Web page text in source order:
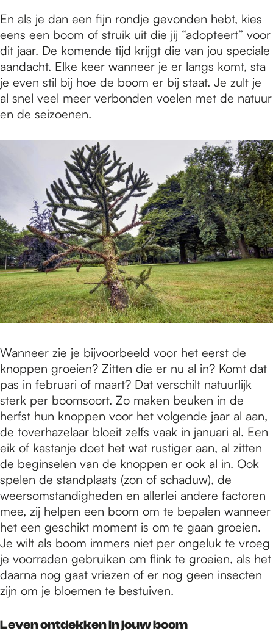
En als je dan een fijn rondje gevonden hebt, kies
eens een boom of struik uit die jij “adopteert” voor
dit jaar. De komende tijd krijgt die van jou speciale
aandacht. Elke keer wanneer je er langs komt, sta
je even stil bij hoe de boom er bij staat. Je zult je
al snel veel meer verbonden voelen met de natuur
en de seizoenen.
Wanneer zie je bijvoorbeeld voor het eerst de
knoppen groeien? Zitten die er nu al in? Komt dat
pas in februari of maart? Dat verschilt natuurlijk
sterk per boomsoort. Zo maken beuken in de
herfst hun knoppen voor het volgende jaar al aan,
de toverhazelaar bloeit zelfs vaak in januari al. Een
eik of kastanje doet het wat rustiger aan, al zitten
de beginselen van de knoppen er ook al in. Ook
spelen de standplaats (zon of schaduw), de
weersomstandigheden en allerlei andere factoren
mee, zij helpen een boom om te bepalen wanneer
het een geschikt moment is om te gaan groeien.
Je wilt als boom immers niet per ongeluk te vroeg
je voorraden gebruiken om flink te groeien, als het
daarna nog gaat vriezen of er nog geen insecten
zijn om je bloemen te bestuiven.
Leven ontdekken in jouw boom